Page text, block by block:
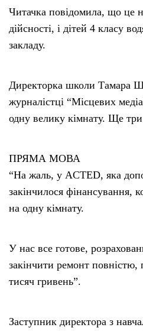
Читачка повідомила, що це
дійсності, і дітей 4 класу
закладу.
Директорка школи Тамара
журналістці “Місцевих
одну велику кімнату. Ще
ПРЯМА МОВА
“На жаль, у ACTED, яка
закінчилося фінансування,
на одну кімнату.
У нас все готове,
закінчити ремонт повністю,
тисяч гривень”.
Заступник директора з